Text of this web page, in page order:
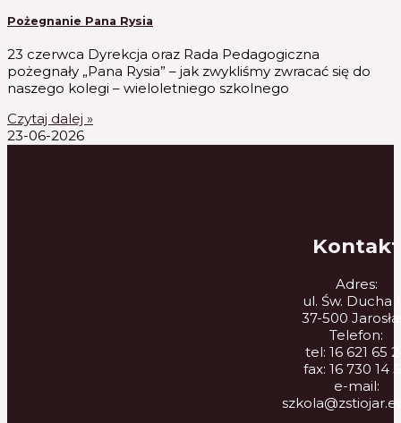
Pożegnanie Pana Rysia
23 czerwca Dyrekcja oraz Rada Pedagogiczna
pożegnały „Pana Rysia” – jak zwykliśmy zwracać się do
naszego kolegi – wieloletniego szkolnego
Czytaj dalej »
23-06-2026
Kontakt
Adres:
ul. Św. Ducha
37-500
Telefon:
tel: 16 621 65
fax: 16 730 14
e-mail: